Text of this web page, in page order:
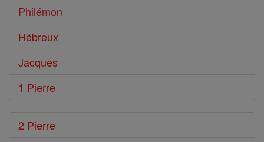
Philémon
Hébreux
Jacques
1 Pierre
2 Pierre